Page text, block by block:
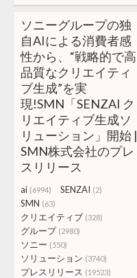
ソニーグループの独
自AIによる消費者感
性から、“戦略的で高
品質なクリエイティ
ブ生成”を実
現!SMN「SENZAI ク
リエイティブ生成ソ
リューション」開始 |
SMN株式会社のプレ
スリリース
ai (6994) SENZAI (2)
SMN (63)
クリエイティブ (328)
グループ (2980)
ソニー (550)
ソリューション (3740)
プレスリリース (19523)